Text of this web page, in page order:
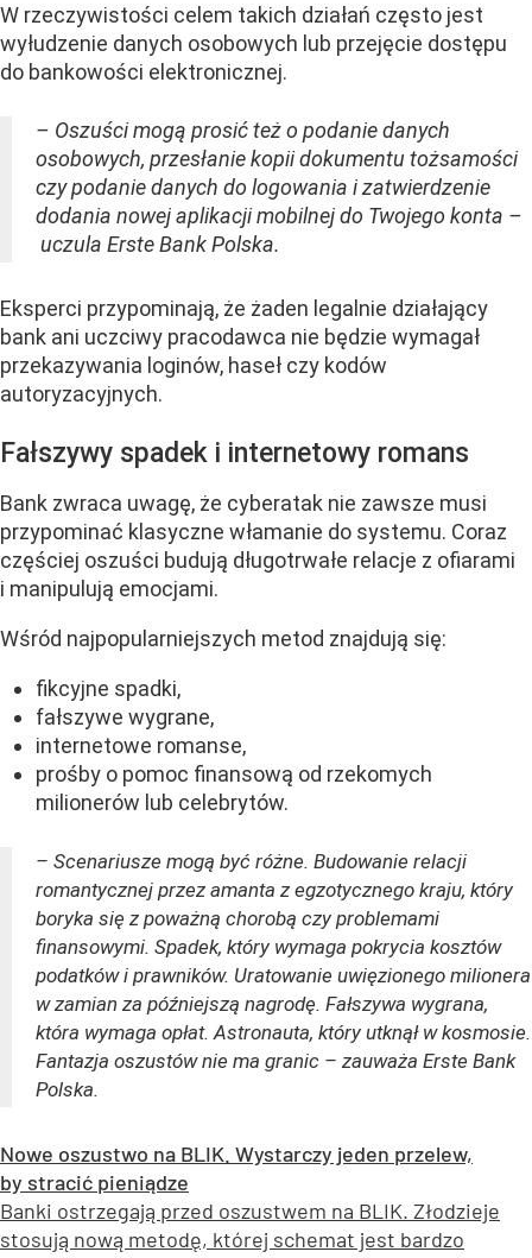
W rzeczywistości celem takich działań często jest
wyłudzenie danych osobowych lub przejęcie dostępu
do bankowości elektronicznej.
– Oszuści mogą prosić też o podanie danych
osobowych, przesłanie kopii dokumentu tożsamości
czy podanie danych do logowania i zatwierdzenie
dodania nowej aplikacji mobilnej do Twojego konta –
uczula Erste Bank Polska.
Eksperci przypominają, że żaden legalnie działający
bank ani uczciwy pracodawca nie będzie wymagał
przekazywania loginów, haseł czy kodów
autoryzacyjnych.
Fałszywy spadek i internetowy romans
Bank zwraca uwagę, że cyberatak nie zawsze musi
przypominać klasyczne włamanie do systemu. Coraz
częściej oszuści budują długotrwałe relacje z ofiarami
i manipulują emocjami.
Wśród najpopularniejszych metod znajdują się:
fikcyjne spadki,
fałszywe wygrane,
internetowe romanse,
prośby o pomoc finansową od rzekomych
milionerów lub celebrytów.
– Scenariusze mogą być różne. Budowanie relacji
romantycznej przez amanta z egzotycznego kraju, który
boryka się z poważną chorobą czy problemami
finansowymi. Spadek, który wymaga pokrycia kosztów
podatków i prawników. Uratowanie uwięzionego milionera
w zamian za późniejszą nagrodę. Fałszywa wygrana,
która wymaga opłat. Astronauta, który utknął w kosmosie.
Fantazja oszustów nie ma granic – zauważa Erste Bank
Polska.
Nowe oszustwo na BLIK. Wystarczy jeden przelew,
by stracić pieniądze
Banki ostrzegają przed oszustwem na BLIK. Złodzieje
stosują nową metodę, której schemat jest bardzo